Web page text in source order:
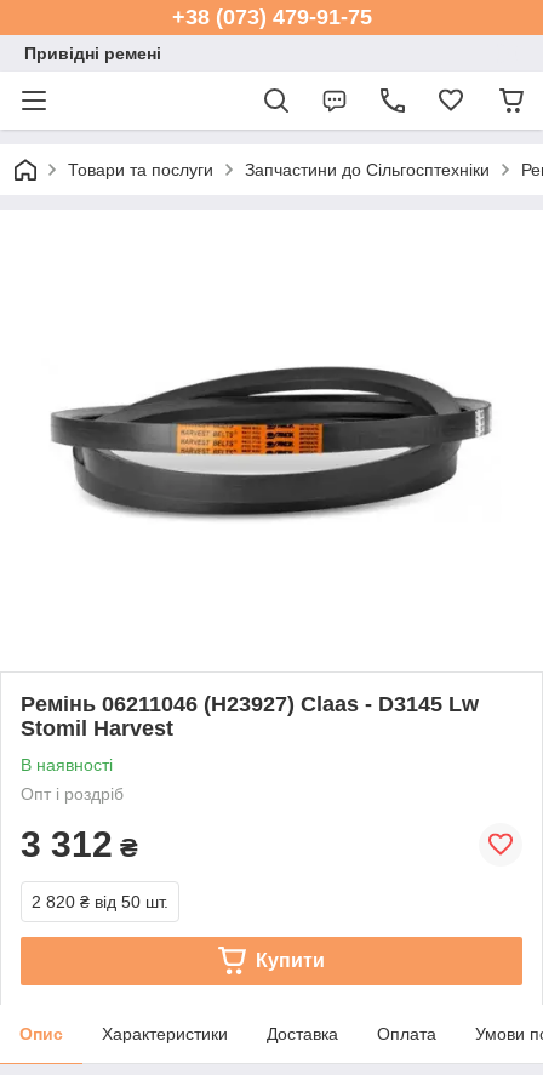
+38 (073) 479-91-75
Привідні ремені
Товари та послуги Запчастини до Сільгосптехніки
Ремінь 06211046 (H23927) Claas - D3145 Lw
Stomil Harvest
В наявності
Опт і роздріб
3 312 ₴
2 820 ₴ від 50 шт.
Купити
Опис Характеристики Доставка Оплата Умови